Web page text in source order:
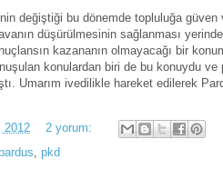
değiştiği bu dönemde topluluğa güven
düşürülmesinin sağlanması
kazananın olmayacağı bir
konulardan biri de bu konuydu
Umarım ivedilikle hareket edilerek
2012
2 yorum:
, pkd